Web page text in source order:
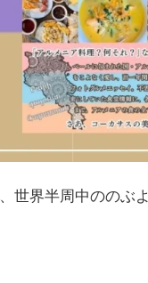
世界半周中ののぶよ